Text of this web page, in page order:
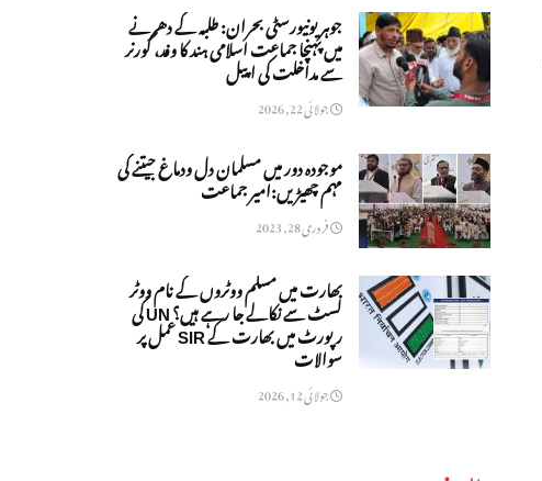
جوہر یونیورسٹی بحران: طلبہ کے دھرنے
میں پہنچا جماعت اسلامی ہند کا وفد، گورنر
سے مداخلت کی اپیل
جولائی 22, 2026
موجودہ دور میں مسلمان دل ودماغ جیتنے کی
مہم چھیڑیں:امیر جماعت
فروری 28, 2023
بھارت میں مسلم ووٹروں کے نام ووٹر
لسٹ سے نکالے جا رہے ہیں؟ UN کی
رپورٹ میں بھارت کے SIR عمل پر
سوالات
جولائی 12, 2026